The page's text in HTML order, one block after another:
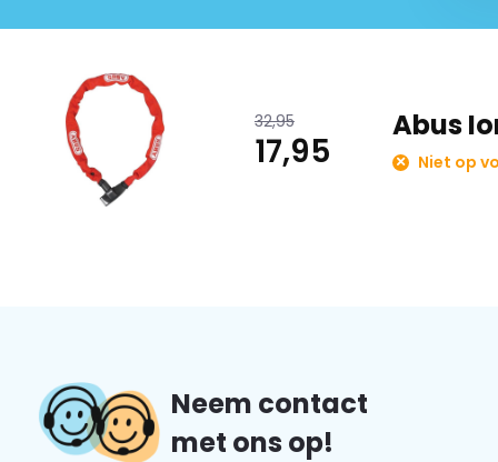
32,95
17,95
Abus
Niet op
Neem contact
met ons op!